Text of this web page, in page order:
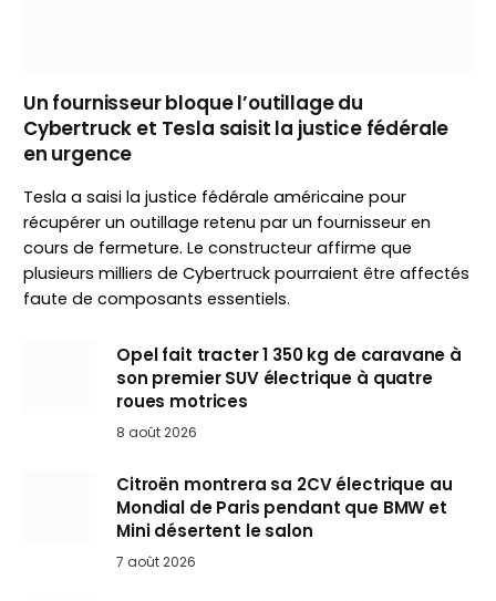
Un fournisseur bloque l’outillage du
Cybertruck et Tesla saisit la justice fédérale
en urgence
Tesla a saisi la justice fédérale américaine pour
récupérer un outillage retenu par un fournisseur en
cours de fermeture. Le constructeur affirme que
plusieurs milliers de Cybertruck pourraient être affectés
faute de composants essentiels.
Opel fait tracter 1 350 kg de caravane à
son premier SUV électrique à quatre
roues motrices
8 août 2026
Citroën montrera sa 2CV électrique au
Mondial de Paris pendant que BMW et
Mini désertent le salon
7 août 2026